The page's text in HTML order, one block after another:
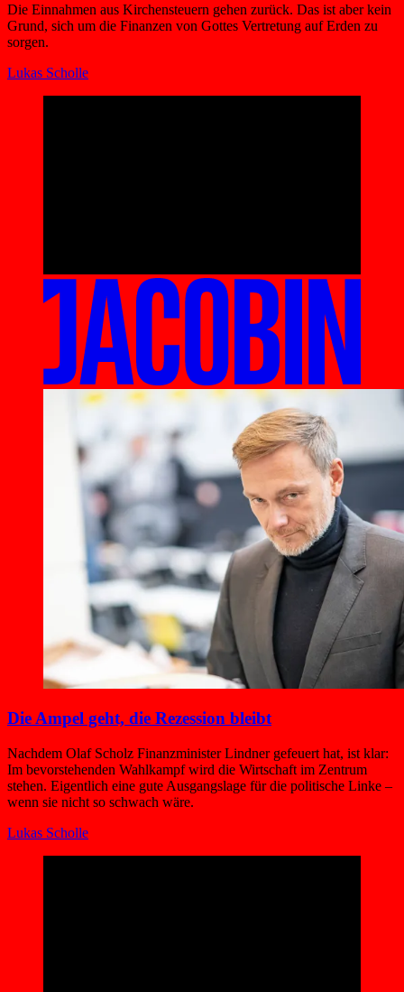
Die Einnahmen aus Kirchensteuern gehen zurück. Das ist aber kein
Grund, sich um die Finanzen von Gottes Vertretung auf Erden zu
sorgen.
Lukas Scholle
Die Ampel geht, die Rezession bleibt
Nachdem Olaf Scholz Finanzminister Lindner gefeuert hat, ist klar:
Im bevorstehenden Wahlkampf wird die Wirtschaft im Zentrum
stehen. Eigentlich eine gute Ausgangslage für die politische Linke –
wenn sie nicht so schwach wäre.
Lukas Scholle